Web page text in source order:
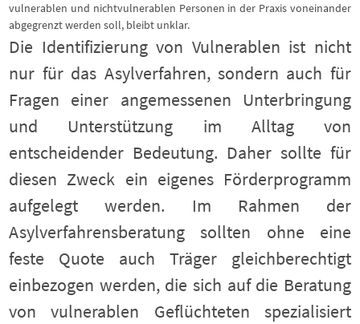
vulnerablen und nichtvulnerablen Personen in der Praxis voneinander
abgegrenzt werden soll, bleibt unklar.
Die Identifizierung von Vulnerablen ist nicht
nur für das Asylverfahren, sondern auch für
Fragen einer angemessenen Unterbringung
und Unterstützung im Alltag von
entscheidender Bedeutung. Daher sollte für
diesen Zweck ein eigenes Förderprogramm
aufgelegt werden. Im Rahmen der
Asylverfahrensberatung sollten ohne eine
feste Quote auch Träger gleichberechtigt
einbezogen werden, die sich auf die Beratung
von vulnerablen Geflüchteten spezialisiert